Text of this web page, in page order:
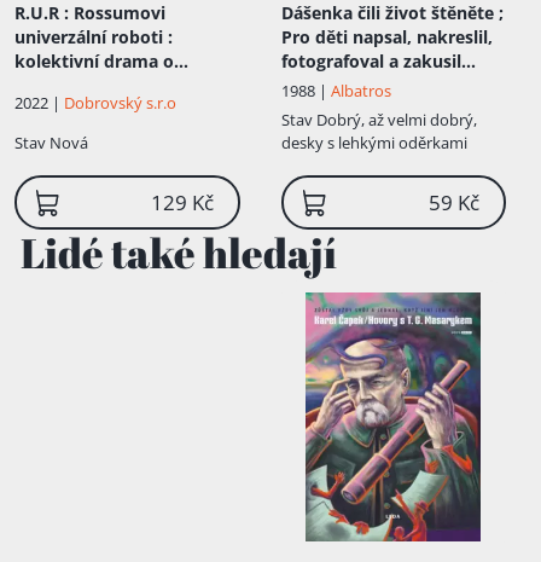
R.U.R : Rossumovi
univerzální roboti :
kolektivní drama o
dějstvích
2022 | Dobrovský s.r.o
Stav Nová
129 Kč
Dášenka čili život štěněte ;
Pro děti napsal, nakreslil,
fotografoval a zakusil
Karel Čapek
1988 | Albatros
Stav Dobrý, až velmi dobrý,
desky s lehkými oděrkami
59 Kč
Lidé také hledají